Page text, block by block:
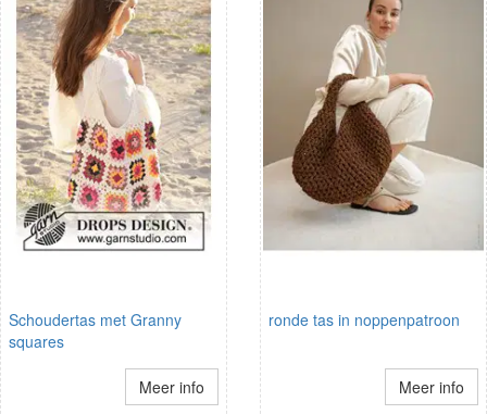
Schoudertas met Granny
squares
Meer info
ronde tas in noppenpatroon
Meer info